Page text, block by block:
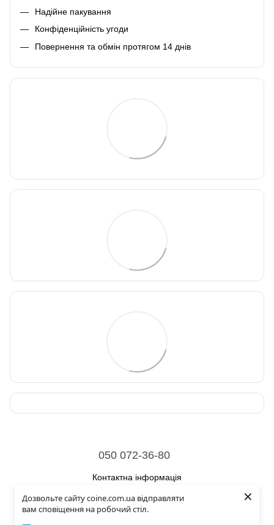
Дозвольте сайту coine.com.ua відправляти
вам сповіщення на робочий стіл.
×
Надійне пакування
Конфіденційність угоди
Повернення та обмін протягом 14 днів
050 072-36-80
Контактна інформація
Повна версія сайту